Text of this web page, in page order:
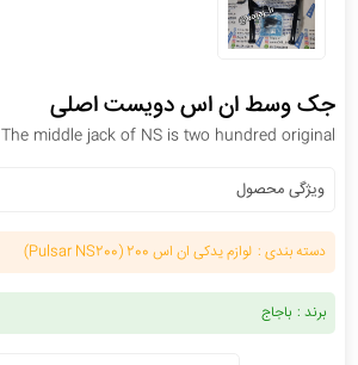
جک وسط ان اس دویست اصلی
The middle jack of NS is two hundred original
ویژگی محصول
دسته بندی : لوازم یدکی ان اس 200 (Pulsar NS200)
برند : باجاج